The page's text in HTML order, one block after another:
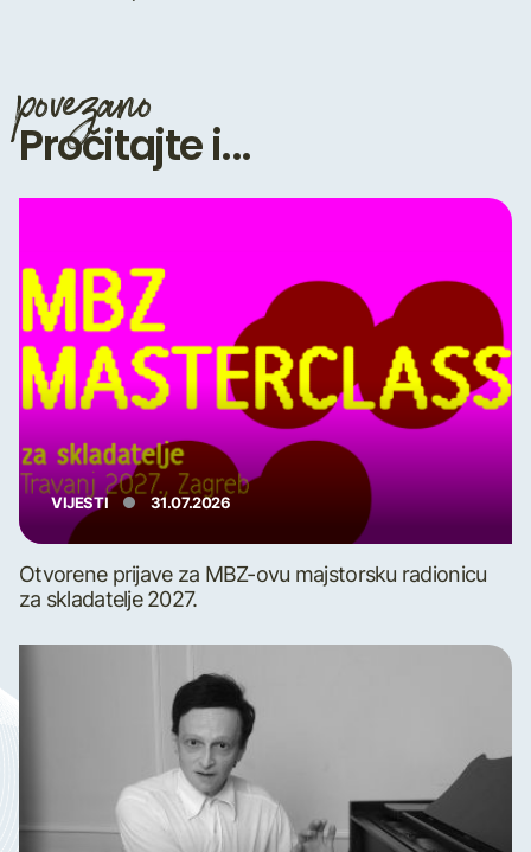
povezano
Pročitajte i...
VIJESTI 31.07.2026
Otvorene prijave za MBZ-ovu majstorsku radionicu
za skladatelje 2027.